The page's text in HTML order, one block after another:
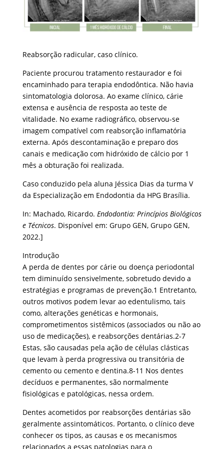
Reabsorção radicular, caso clínico.
Paciente procurou tratamento restaurador e foi
encaminhado para terapia endodôntica. Não havia
sintomatologia dolorosa. Ao exame clínico, cárie
extensa e ausência de resposta ao teste de
vitalidade. No exame radiográfico, observou-se
imagem compatível com reabsorção inflamatória
externa. Após descontaminação e preparo dos
canais e medicação com hidróxido de cálcio por 1
mês a obturação foi realizada.
Caso conduzido pela aluna Jéssica Dias da turma V
da Especialização em Endodontia da HPG Brasília.
In: Machado, Ricardo. Endodontia: Princípios Biológicos
e Técnicos. Disponível em: Grupo GEN, Grupo GEN,
2022.]
Introdução
A perda de dentes por cárie ou doença periodontal
tem diminuído sensivelmente, sobretudo devido a
estratégias e programas de prevenção.1 Entretanto,
outros motivos podem levar ao edentulismo, tais
como, alterações genéticas e hormonais,
comprometimentos sistêmicos (associados ou não ao
uso de medicações), e reabsorções dentárias.2-7
Estas, são causadas pela ação de células clásticas
que levam à perda progressiva ou transitória de
cemento ou cemento e dentina.8-11 Nos dentes
decíduos e permanentes, são normalmente
fisiológicas e patológicas, nessa ordem.
Dentes acometidos por reabsorções dentárias são
geralmente assintomáticos. Portanto, o clínico deve
conhecer os tipos, as causas e os mecanismos
relacionados a essas patologias para o